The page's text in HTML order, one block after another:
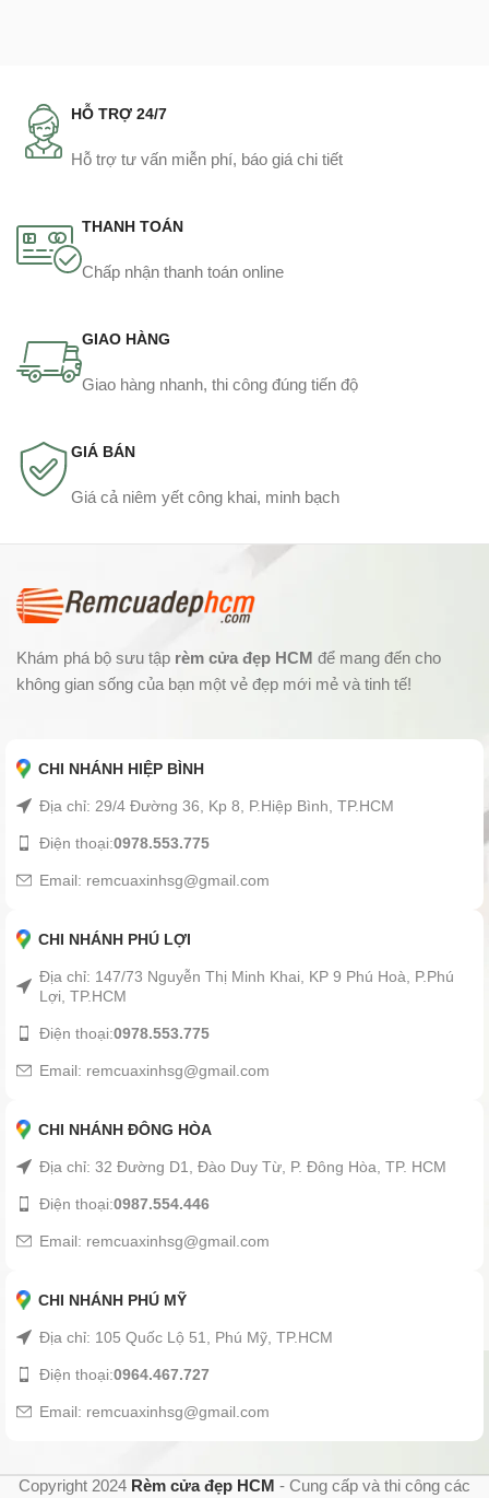
HỖ TRỢ 24/7
Hỗ trợ tư vấn miễn phí, báo giá chi tiết
THANH TOÁN
Chấp nhận thanh toán online
GIAO HÀNG
Giao hàng nhanh, thi công đúng tiến độ
GIÁ BÁN
Giá cả niêm yết công khai, minh bạch
Khám phá bộ sưu tập rèm cửa đẹp HCM để mang đến cho
không gian sống của bạn một vẻ đẹp mới mẻ và tinh tế!
CHI NHÁNH HIỆP BÌNH
Địa chỉ: 29/4 Đường 36, Kp 8, P.Hiệp Bình, TP.HCM
Điện thoại:0978.553.775
Email: remcuaxinhsg@gmail.com
CHI NHÁNH PHÚ LỢI
Địa chỉ: 147/73 Nguyễn Thị Minh Khai, KP 9 Phú Hoà, P.Phú
Lợi, TP.HCM
Điện thoại:0978.553.775
Email: remcuaxinhsg@gmail.com
CHI NHÁNH ĐÔNG HÒA
Địa chỉ: 32 Đường D1, Đào Duy Từ, P. Đông Hòa, TP. HCM
Điện thoại:0987.554.446
Email: remcuaxinhsg@gmail.com
CHI NHÁNH PHÚ MỸ
Địa chỉ: 105 Quốc Lộ 51, Phú Mỹ, TP.HCM
Điện thoại:0964.467.727
Email: remcuaxinhsg@gmail.com
Copyright 2024 Rèm cửa đẹp HCM - Cung cấp và thi công các